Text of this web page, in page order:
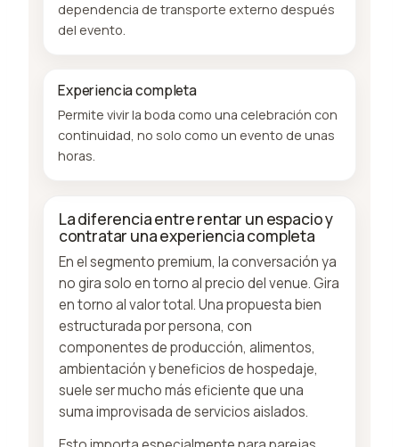
dependencia de transporte externo después
del evento.
Experiencia completa
Permite vivir la boda como una celebración con
continuidad, no solo como un evento de unas
horas.
La diferencia entre rentar un espacio y
contratar una experiencia completa
En el segmento premium, la conversación ya
no gira solo en torno al precio del venue. Gira
en torno al valor total. Una propuesta bien
estructurada por persona, con
componentes de producción, alimentos,
ambientación y beneficios de hospedaje,
suele ser mucho más eficiente que una
suma improvisada de servicios aislados.